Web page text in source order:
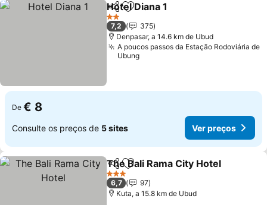
PartilharAdicionar aos favoritos
Hotel Diana 1
2 Estrelas
7,2
375
Denpasar, a 14.6 km de Ubud
A poucos passos da Estação Rodoviária de
Ubung
De € 8
Consulte os preços de 5 sites Ver preços
PartilharAdicionar aos favoritos
The Bali Rama City Hotel
3 Estrelas
6,7
97
Kuta, a 15.8 km de Ubud